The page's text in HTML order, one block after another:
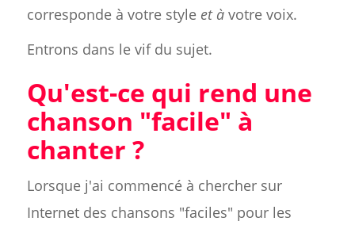
corresponde à votre style et àvotre voix.
Entrons dans le vif du sujet.
Qu'est-ce qui rend une
chanson "facile" à
chanter ?
Lorsque j'ai commencé à chercher sur
Internet des chansons "faciles" pour les